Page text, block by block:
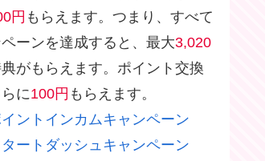
円 もらえます。つまり、すべて
ーンを達成すると、最大3,020
がもらえます。ポイント交換
に100円 もらえます。
イントインカムキャンペーン
ートダッシュキャンペーン